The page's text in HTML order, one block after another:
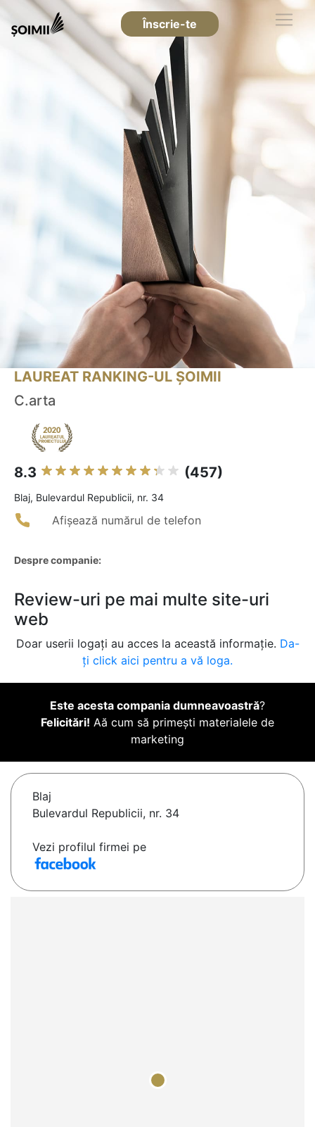
Înscrie-te
LAUREAT RANKING-UL ȘOIMII
C.arta
8.3 (457)
Blaj, Bulevardul Republicii, nr. 34
Afișează numărul de telefon
Despre companie:
Review-uri pe mai multe site-uri
web
Doar userii logați au acces la această informație. Da-
ți click aici pentru a vă loga.
Este acesta compania dumneavoastră?
Felicitări! Aă cum să primești materialele de
marketing
Blaj
Bulevardul Republicii, nr. 34
Vezi profilul firmei pe